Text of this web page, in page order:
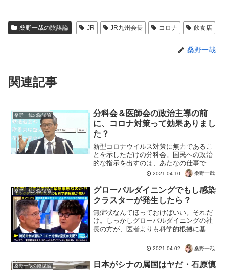
桑野一哉の陰謀論 JR JR九州会長 コロナ 飲食店
桑野一哉
関連記事
桑野一哉の陰謀論
分科会＆医師会の政治主導の前
に、コロナ対策って効果ありまし
た？
新型コロナウイルス対策に無力であるこ
とを示しただけの分科会。国民への政治
的な指示を出すのは、あたなの仕事でも
権限もありません！まずはいい加減言葉
で国民を愚弄するのではなく、少しは人
の役に立つコロナ対策を行ってはいかが
でしょう。具体的には消え...
2021.04.10 桑野一哉
桑野一哉の陰謀論
グローバルダイニングでもし感染
クラスターが発生したら？
無症状なんてほっておけばいい。それだ
け。しっかしグローバルダイニングの社
長の方が、医者よりも科学的根拠に基づ
定義すら決まっていません。豊洲なんて
１００人以上感染者がでていても、クラ
スターに認定しないだけで...
2021.04.02 桑野一哉
桑野一哉の陰謀論
日本がシナの属国はヤだ・石原慎